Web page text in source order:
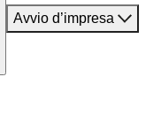
Avvio d’impresa